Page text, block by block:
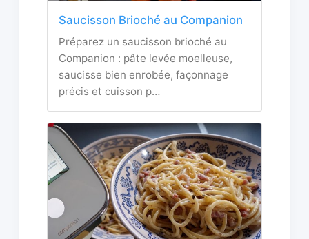
Saucisson Brioché au Companion
Préparez un saucisson brioché au
Companion : pâte levée moelleuse,
saucisse bien enrobée, façonnage
précis et cuisson p…